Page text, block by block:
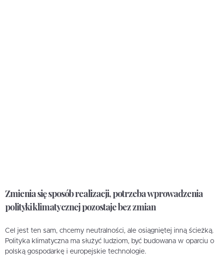
Zmienia się sposób realizacji, potrzeba wprowadzenia
polityki klimatycznej pozostaje bez zmian
Cel jest ten sam, chcemy neutralności, ale osiągniętej inną ścieżką.
Polityka klimatyczna ma służyć ludziom, być budowana w oparciu o
polską gospodarkę i europejskie technologie.